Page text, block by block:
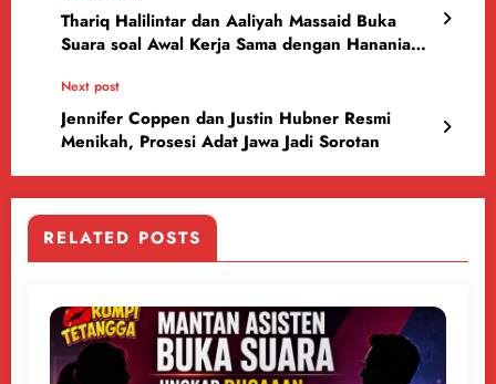
Thariq Halilintar dan Aaliyah Massaid Buka
Suara soal Awal Kerja Sama dengan Hanania
Next post
Jennifer Coppen dan Justin Hubner Resmi
Menikah, Prosesi Adat Jawa Jadi Sorotan
RELATED POSTS